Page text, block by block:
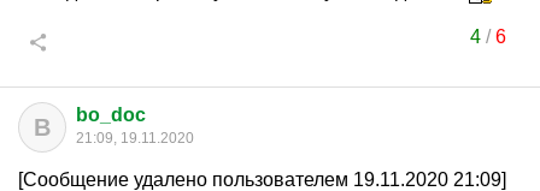
4/6
B bo_doc
21:09, 19.11.2020
[Сообщение удалено пользователем 19.11.2020 21:09]